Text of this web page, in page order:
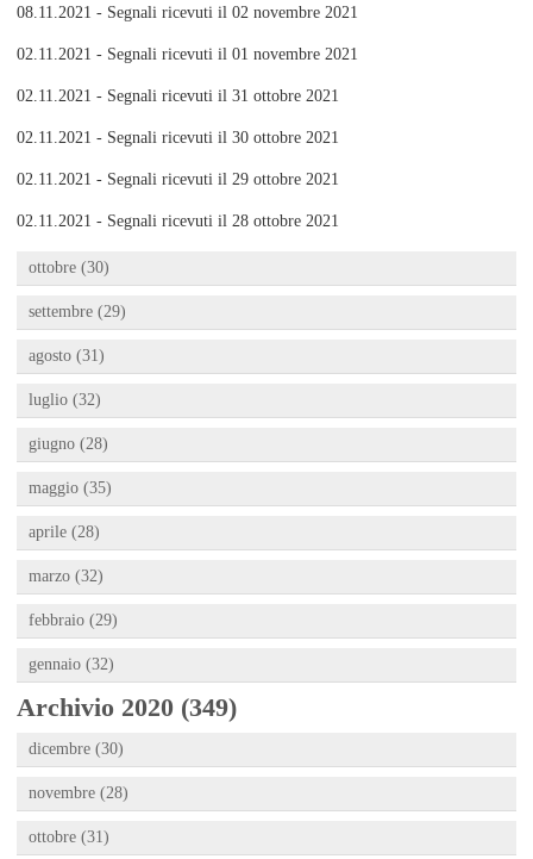
08.11.2021 - Segnali ricevuti il 02 novembre 2021
02.11.2021 - Segnali ricevuti il 01 novembre 2021
02.11.2021 - Segnali ricevuti il 31 ottobre 2021
02.11.2021 - Segnali ricevuti il 30 ottobre 2021
02.11.2021 - Segnali ricevuti il 29 ottobre 2021
02.11.2021 - Segnali ricevuti il 28 ottobre 2021
ottobre (30)
settembre (29)
agosto (31)
luglio (32)
giugno (28)
maggio (35)
aprile (28)
marzo (32)
febbraio (29)
gennaio (32)
Archivio 2020 (349)
dicembre (30)
novembre (28)
ottobre (31)